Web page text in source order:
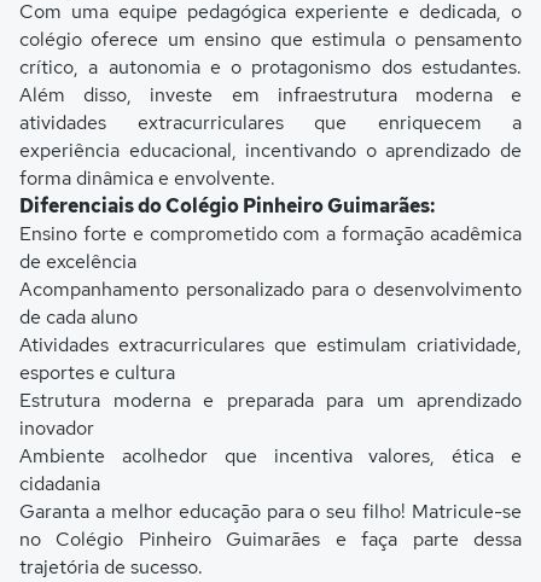
Com uma equipe pedagógica experiente e dedicada, o
colégio oferece um ensino que estimula o pensamento
crítico, a autonomia e o protagonismo dos estudantes.
Além disso, investe em infraestrutura moderna e
atividades extracurriculares que enriquecem a
experiência educacional, incentivando o aprendizado de
forma dinâmica e envolvente.
Diferenciais do Colégio Pinheiro Guimarães:
Ensino forte e comprometido com a formação acadêmica
de excelência
Acompanhamento personalizado para o desenvolvimento
de cada aluno
Atividades extracurriculares que estimulam criatividade,
esportes e cultura
Estrutura moderna e preparada para um aprendizado
inovador
Ambiente acolhedor que incentiva valores, ética e
cidadania
Garanta a melhor educação para o seu filho! Matricule-se
no Colégio Pinheiro Guimarães e faça parte dessa
trajetória de sucesso.